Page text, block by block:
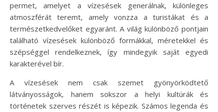
permet, amelyet a vízesések generálnak, különleges
atmoszférát teremt, amely vonzza a turistákat és a
természetkedvelőket egyaránt. A világ különböző pontjain
található vízesések különböző formákkal, méretekkel és
szépséggel rendelkeznek, így mindegyik saját egyedi
karakterével bír.
A vízesések nem csak szemet gyönyörködtető
látványosságok, hanem sokszor a helyi kultúrák és
történetek szerves részét is képezik. Számos legenda és